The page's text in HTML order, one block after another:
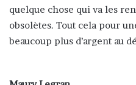
quelque chose qui va les
obsolètes. Tout cela pour
beaucoup plus d’argent au